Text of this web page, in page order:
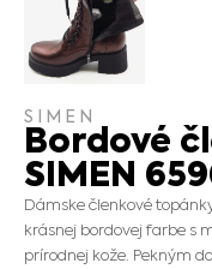
SIMEN
Bordové
SIMEN
Dámske členkové
krásnej bordovej farbe s
prírodnej kože. Pekným